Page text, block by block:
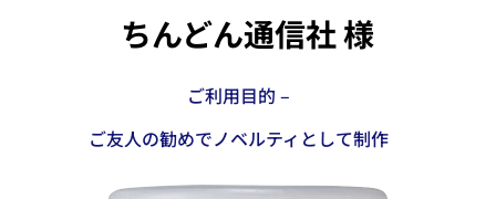
ちんどん通信社 様
ご利用目的 –
ご友人の勧めでノベルティとして制作